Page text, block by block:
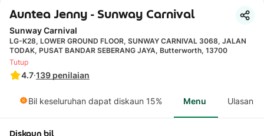
Auntea Jenny - Sunway Carnival
Sunway Carnival
LG-K28, LOWER GROUND FLOOR, SUNWAY CARNIVAL 3068, JALAN
TODAK, PUSAT BANDAR SEBERANG JAYA, Butterworth, 13700
4.7·139 penilaian
Tutup
Bil keseluruhan dapat diskaun 15% Menu Ulasan